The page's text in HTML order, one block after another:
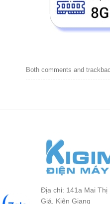
Both comments and
Địa chỉ: 141a Mai Thị
Giá, Kiên Giang